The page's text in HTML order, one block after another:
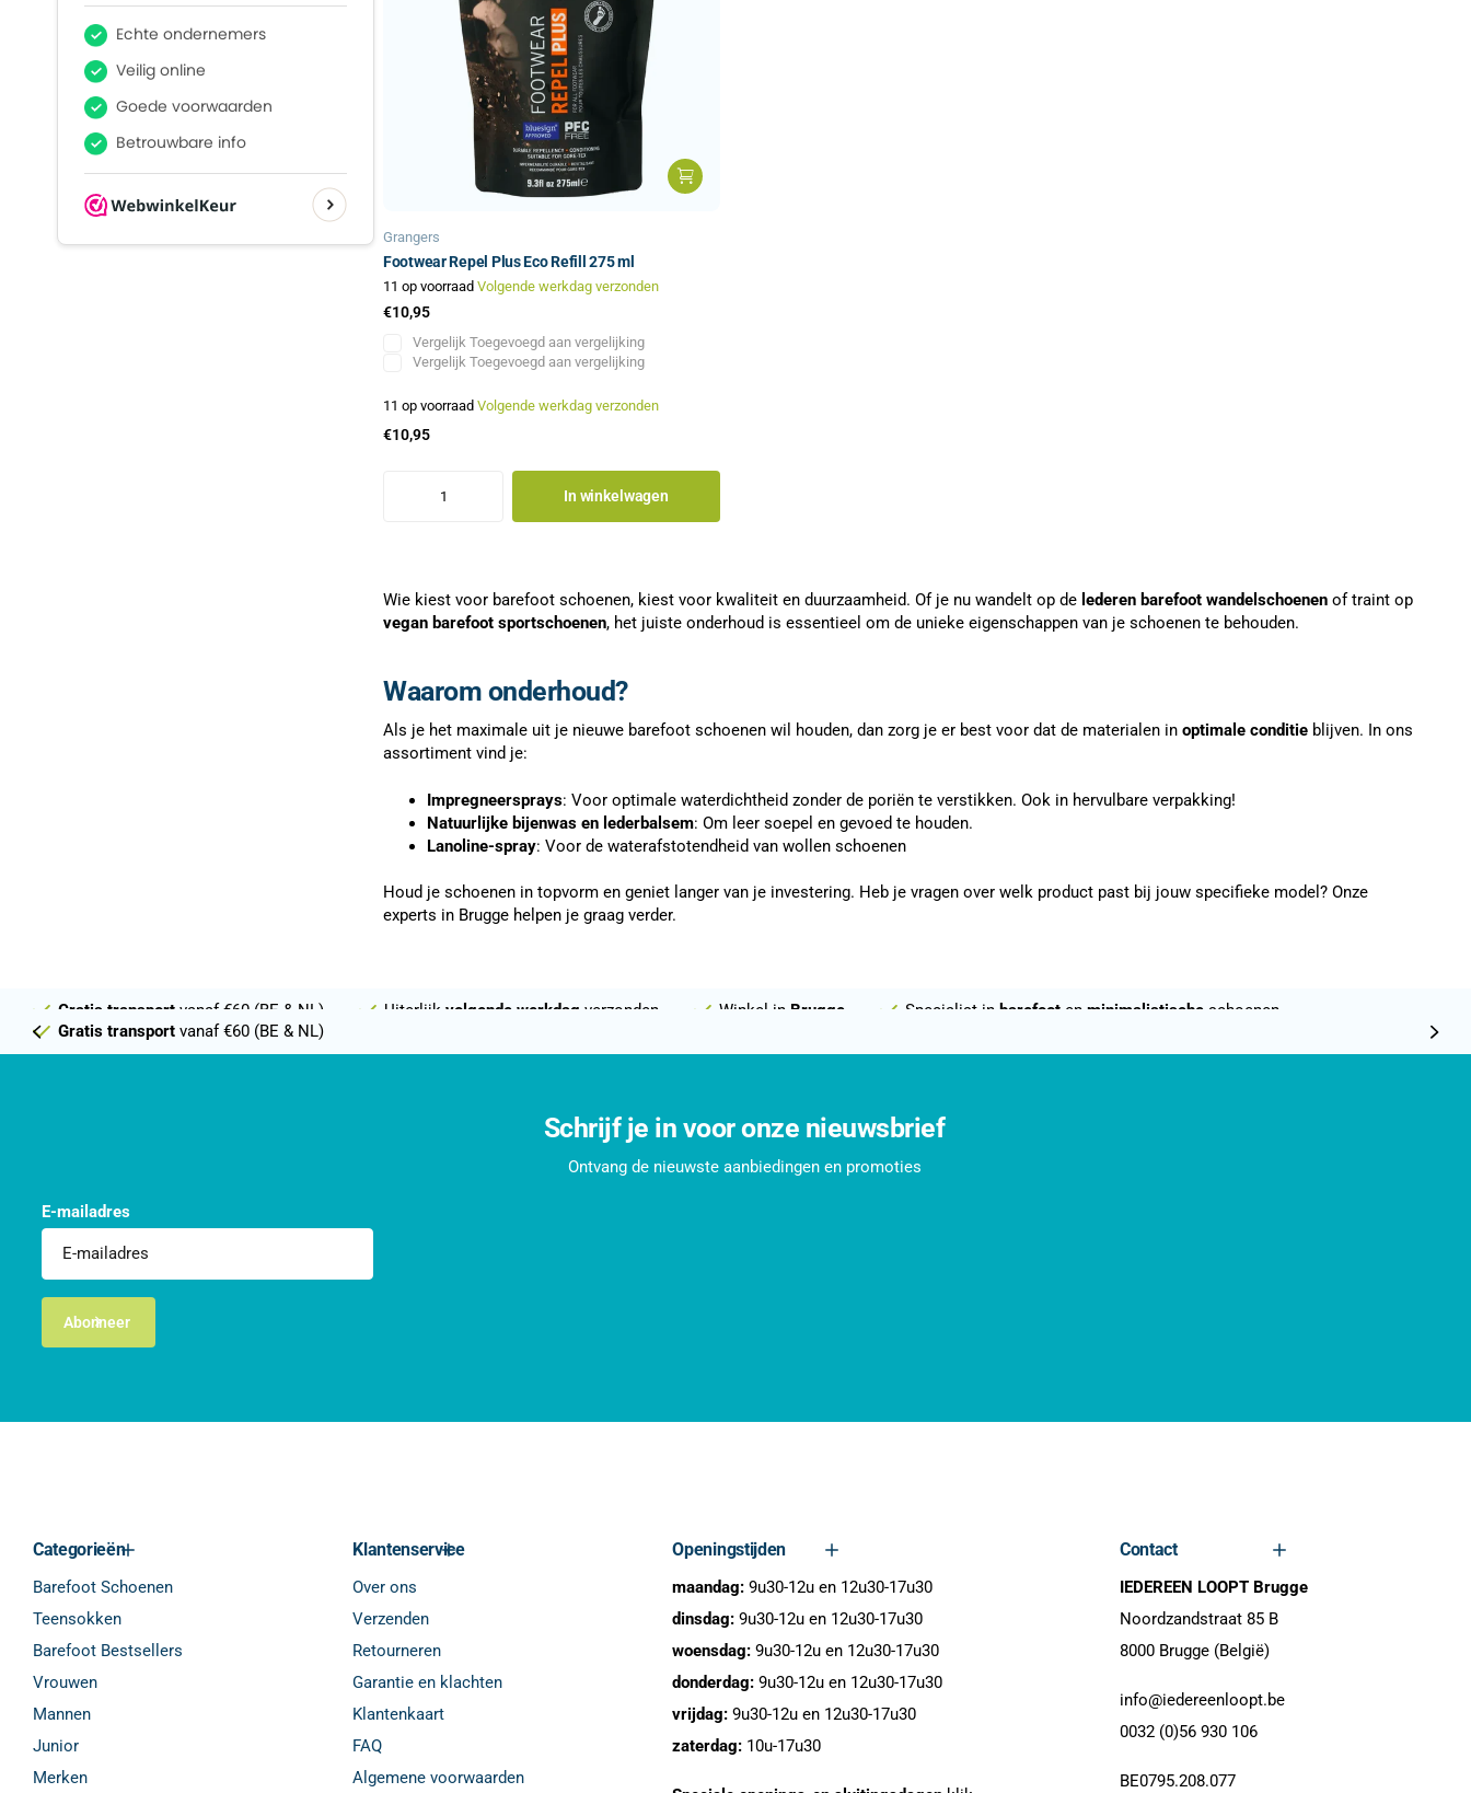
Grangers
Footwear Repel Plus Eco Refill 275 ml
11 op voorraad Volgende werkdag verzonden
€10,95
Vergelijk Toegevoegd aan vergelijking
Vergelijk Toegevoegd aan vergelijking
11 op voorraad Volgende werkdag verzonden
€10,95
In winkelwagen
Wie kiest voor barefoot schoenen, kiest voor kwaliteit en duurzaamheid. Of je nu wandelt op de lederen barefoot wandelschoenen of traint op
vegan barefoot sportschoenen, het juiste onderhoud is essentieel om de unieke eigenschappen van je schoenen te behouden.
Waarom onderhoud?
Als je het maximale uit je nieuwe barefoot schoenen wil houden, dan zorg je er best voor dat de materialen in optimale conditie blijven. In ons
assortiment vind je:
Impregneersprays: Voor optimale waterdichtheid zonder de poriën te verstikken. Ook in hervulbare verpakking!
Natuurlijke bijenwas en lederbalsem: Om leer soepel en gevoed te houden.
Lanoline-spray: Voor de waterafstotendheid van wollen schoenen
Houd je schoenen in topvorm en geniet langer van je investering. Heb je vragen over welk product past bij jouw specifieke model? Onze
experts in Brugge helpen je graag verder.
Gratis transportvanaf €60 (BE & NL) Uiterlijkvolgende werkdag verzonden Winkel in Brugge Specialist inbarefoot enminimalistische schoenen
Gratis transportvanaf €60 (BE & NL)
Schrijf je in voor onze nieuwsbrief
Ontvang de nieuwste aanbiedingen en promoties
E-mailadres
Abonneer
Categorieën
Barefoot Schoenen
Teensokken
Barefoot Bestsellers
Vrouwen
Mannen
Junior
Merken
Klantenservice
Over ons
Verzenden
Retourneren
Garantie en klachten
Klantenkaart
FAQ
Algemene voorwaarden
Openingstijden
maandag: 9u30-12u en 12u30-17u30
dinsdag: 9u30-12u en 12u30-17u30
woensdag:9u30-12u en 12u30-17u30
donderdag: 9u30-12u en 12u30-17u30
vrijdag: 9u30-12u en 12u30-17u30
zaterdag: 10u-17u30
Contact
IEDEREEN LOOPT Brugge
Noordzandstraat 85 B
8000 Brugge (België)
info@iedereenloopt.be
0032 (0)56 930 106
BE0795.208.077